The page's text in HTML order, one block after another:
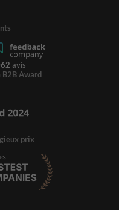
avis
B2B Award
prix